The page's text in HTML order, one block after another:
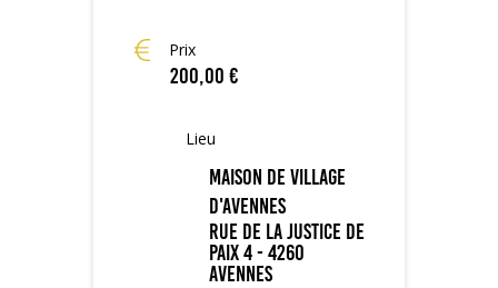
Prix
200,00 €
Lieu
Maison de Village
d'Avennes
Rue de la Justice de
Paix 4 - 4260
Avennes